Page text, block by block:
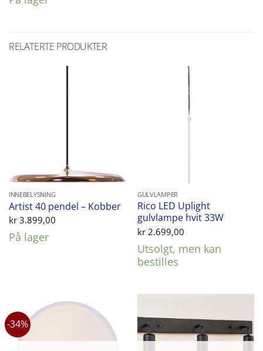
RELATERTE PRODUKTER
INNEBELYSNING
Artist 40 pendel – Kobber
kr3.899,00
På lager
GULVLAMPER
Rico LED Uplight
gulvlampe hvit 33W
kr2.699,00
Utsolgt, men kan
bestilles
-34%